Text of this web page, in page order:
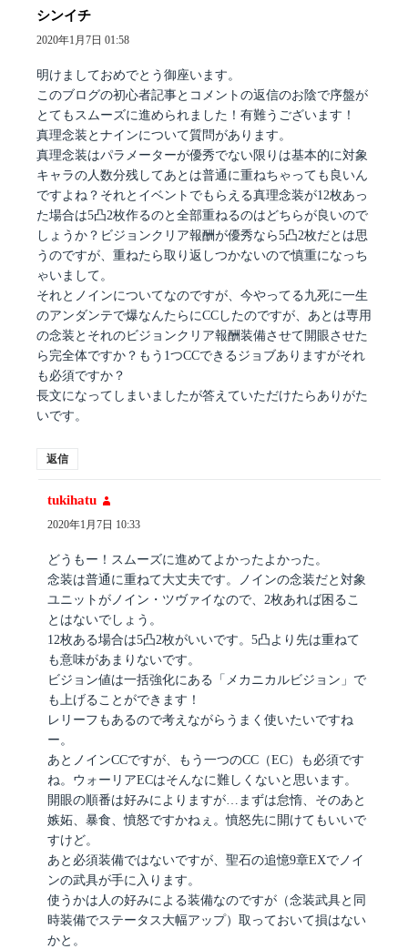
シンイチ
り:
2020年1月7日 01:58
明けましておめでとう御座います。
このブログの初心者記事とコメントの返信のお陰で序盤が
とてもスムーズに進められました！有難うございます！
真理念装とナインについて質問があります。
真理念装はパラメーターが優秀でない限りは基本的に対象
キャラの人数分残してあとは普通に重ねちゃっても良いん
ですよね？それとイベントでもらえる真理念装が12枚あっ
た場合は5凸2枚作るのと全部重ねるのはどちらが良いので
しょうか？ビジョンクリア報酬が優秀なら5凸2枚だとは思
うのですが、重ねたら取り返しつかないので慎重になっち
ゃいまして。
それとノインについてなのですが、今やってる九死に一生
のアンダンテで爆なんたらにCCしたのですが、あとは専用
の念装とそれのビジョンクリア報酬装備させて開眼させた
ら完全体ですか？もう1つCCできるジョブありますがそれ
も必須ですか？
長文になってしまいましたが答えていただけたらありがた
いです。
返信
tukihatu
り:
2020年1月7日 10:33
どうもー！スムーズに進めてよかったよかった。
念装は普通に重ねて大丈夫です。ノインの念装だと対象
ユニットがノイン・ツヴァイなので、2枚あれば困るこ
とはないでしょう。
12枚ある場合は5凸2枚がいいです。5凸より先は重ねて
も意味があまりないです。
ビジョン値は一括強化にある「メカニカルビジョン」で
も上げることができます！
レリーフもあるので考えながらうまく使いたいですね
ー。
あとノインCCですが、もう一つのCC（EC）も必須です
ね。ウォーリアECはそんなに難しくないと思います。
開眼の順番は好みによりますが…まずは怠惰、そのあと
嫉妬、暴食、憤怒ですかねぇ。憤怒先に開けてもいいで
すけど。
あと必須装備ではないですが、聖石の追憶9章EXでノイ
ンの武具が手に入ります。
使うかは人の好みによる装備なのですが（念装武具と同
時装備でステータス大幅アップ）取っておいて損はない
かと。